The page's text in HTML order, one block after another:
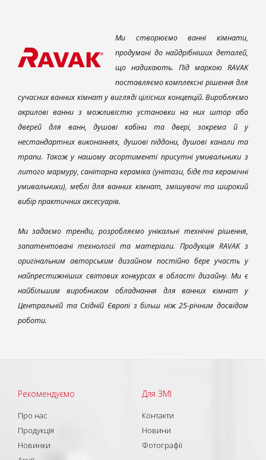
Ми створюємо ванні кімнати,
продумані до найдрібніших деталей,
що надихають. Під маркою RAVAK
поставляємо комплексні рішення для
сучасних ванних кімнат у вигляді цілісних концепцій. Виробляємо
акрилові ванни з можливістю установки на них штор або
дверей для ванн, душові кабіни та двері, зокрема й у
нестандартних виконаннях, душові піддони, душові канали та
трапи. Також у нашому асортименті присутні умивальники з
литого мармуру, санітарна кераміка (унітази, біде та керамічні
умивальники), меблі для ванних кімнат, змішувачі та широкий
вибір практичних аксесуарів.
Ми задаємо тренди, розробляємо унікальні технічні рішення,
запатентовані технології та матеріали. Продукція RAVAK з
оригінальним авторським дизайном постійно бере участь у
найпрестижніших світових конкурсах в області дизайну. Ми є
найбільшим виробником обладнання для ванних кімнат у
Центральній та Східній Європі з більш ніж 25-річним досвідом
роботи.
Рекомендуємо
Про нас
Продукція
Новинки
Для ЗМІ
Контакти
Новини
Фотографії